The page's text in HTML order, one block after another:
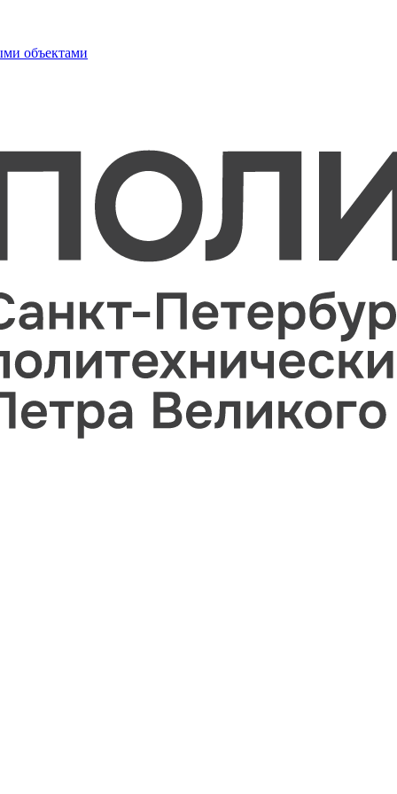
объектами